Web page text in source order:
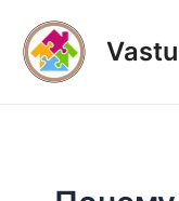
content